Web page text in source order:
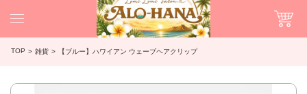
TOP 雑貨 【ブルー】ハワイアン ウェーブヘアクリップ